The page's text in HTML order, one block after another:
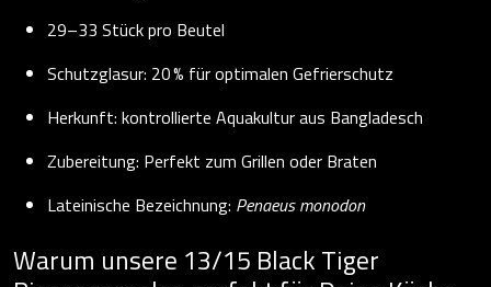
29–33 Stück pro Beutel
Schutzglasur: 20 % für optimalen Gefrierschutz
Herkunft: kontrollierte Aquakultur aus Bangladesch
Zubereitung: Perfekt zum Grillen oder Braten
Lateinische Bezeichnung: Penaeus monodon
Warum unsere 13/15 Black Tiger